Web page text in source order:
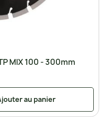
MIX 100 - 300mm
au panier